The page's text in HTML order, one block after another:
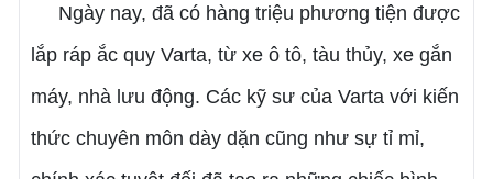
Ngày nay, đã có hàng triệu phương tiện được
lắp ráp ắc quy Varta, từ xe ô tô, tàu thủy, xe gắn
máy, nhà lưu động. Các kỹ sư của Varta với kiến
thức chuyên môn dày dặn cũng như sự tỉ mỉ,